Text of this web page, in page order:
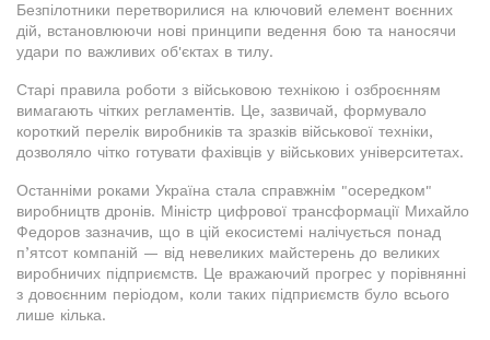
Безпілотники перетворилися на ключовий елемент воєнних
дій, встановлюючи нові принципи ведення бою та наносячи
удари по важливих об'єктах в тилу.
Старі правила роботи з військовою технікою і озброєнням
вимагають чітких регламентів. Це, зазвичай, формувало
короткий перелік виробників та зразків військової техніки,
дозволяло чітко готувати фахівців у військових університетах.
Останніми роками Україна стала справжнім "осередком"
виробництв дронів. Міністр цифрової трансформації Михайло
Федоров зазначив, що в цій екосистемі налічується понад
п’ятсот компаній — від невеликих майстерень до великих
виробничих підприємств. Це вражаючий прогрес у порівнянні
з довоєнним періодом, коли таких підприємств було всього
лише кілька.